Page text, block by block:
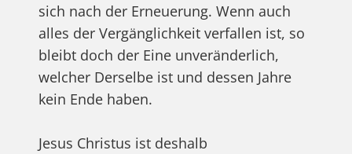
sich nach der Erneuerung. Wenn auch
alles der Vergänglichkeit verfallen ist, so
bleibt doch der Eine unveränderlich,
welcher Derselbe ist und dessen Jahre
kein Ende haben.
Jesus Christus ist deshalb